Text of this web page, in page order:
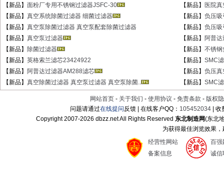
【新品】 面粉厂专用不锈钢过滤器JSFC-30 【新品】
医院
【新品】 真空系统除菌过滤器 细菌过滤器 【新品】 负压吸
【新品】 真空泵除菌过滤器 真空泵配套除菌过滤器 【新品】 负压吸
【新品】 真空泵过滤器 【新品】 阿普
【新品】 除菌过滤器 【新品】 不锈钢
【新品】 英格索兰滤芯23424922 【新品】 SMC
【新品】 阿普达过滤器AM288滤芯 【新品】 负压真
【新品】 真空除菌过滤器 真空泵过滤器 真空泵除菌.. 【新品】 SMC
网站首页 - 关于我们 - 使用协议 - 免责条款 - 版权
问题请通过在线提问反馈 | 在线客户QQ： 105452034 |
Copyright 2007-2026 dbzz.net All Rights Reserved东北制造网(东北
为获得最佳浏览效果
经营性网站
备案信息
百强
诚信